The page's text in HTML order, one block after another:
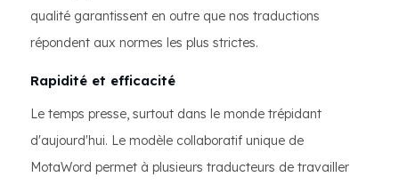
qualité garantissent en outre que nos traductions
répondent aux normes les plus strictes.
Rapidité et efficacité
Le temps presse, surtout dans le monde trépidant
d'aujourd'hui. Le modèle collaboratif unique de
MotaWord permet à plusieurs traducteurs de travailler